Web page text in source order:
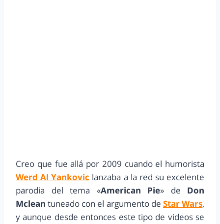
Creo que fue allá por 2009 cuando el humorista
Werd Al Yankovic lanzaba a la red su excelente
parodia del tema «American Pie» de Don
Mclean tuneado con el argumento de Star Wars,
y aunque desde entonces este tipo de videos se